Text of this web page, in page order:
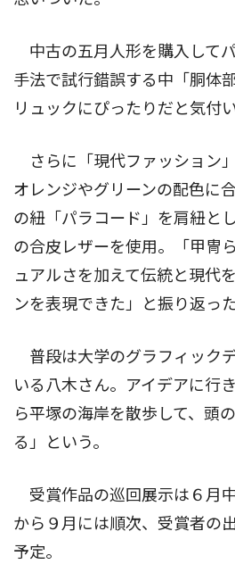
中古の五月人形を購入して
手法で試行錯誤する中「胴体
リュックにぴったりだと気付
さらに「現代ファッション」
オレンジやグリーンの配色に
の紐「パラコード」を肩紐と
の合皮レザーを使用。「甲冑
ュアルさを加えて伝統と現代
ンを表現できた」と振り返った
普段は大学のグラフィック
いる八木さん。アイデアに行
ら平塚の海岸を散歩して、頭
る」という。
受賞作品の巡回展示は６月
から９月には順次、受賞者の
予定。